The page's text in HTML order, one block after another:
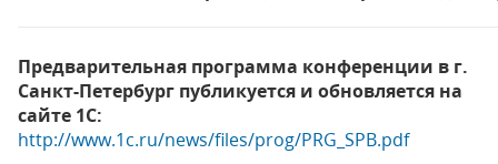
Предварительная программа конференции в г.
Санкт-Петербург публикуется и обновляется на
сайте 1С:
http://www.1c.ru/news/files/prog/PRG_SPB.pdf